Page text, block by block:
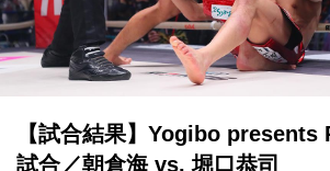
【試合結果】Yogibo presents
試合／朝倉海 vs. 堀口恭司